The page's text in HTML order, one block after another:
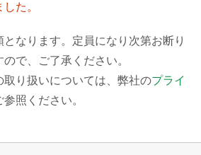
た。
なります。定員になり次第お断り
で、ご了承ください。
り扱いについては、弊社のプライ
参照ください。